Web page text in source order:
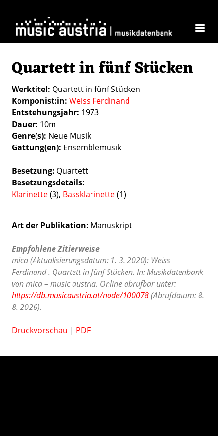
Quartett in fünf Stücken
Werktitel Quartett in fünf Stücken
Komponist:in Weiss Ferdinand
Entstehungsjahr 1973
Dauer 10m
Genre(s) Neue Musik
Gattung(en) Ensemblemusik
Besetzung Quartett
Besetzungsdetails
Klarinette(3), Bassklarinette(1)
Art der Publikation Manuskript
Empfohlene Zitierweise
mica (Aktualisierungsdatum: 1. 3. 2020): Weiss
Ferdinand . Quartett in fünf Stücken. In: Musikdatenbank
von mica – music austria. Online abrufbar unter:
https://db.musicaustria.at/node/100078(Abrufdatum: 8.
8. 2026).
Druckvorschau | PDF